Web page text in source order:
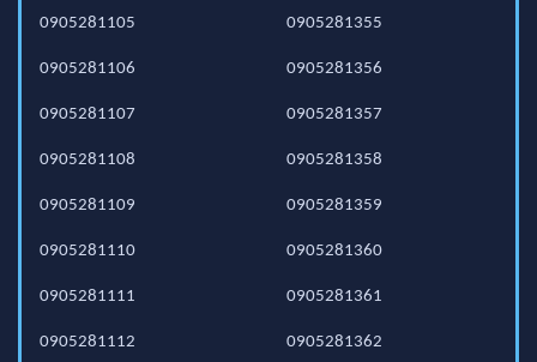
0905281105
0905281106
0905281107
0905281108
0905281109
0905281110
0905281111
0905281112
0905281355
0905281356
0905281357
0905281358
0905281359
0905281360
0905281361
0905281362